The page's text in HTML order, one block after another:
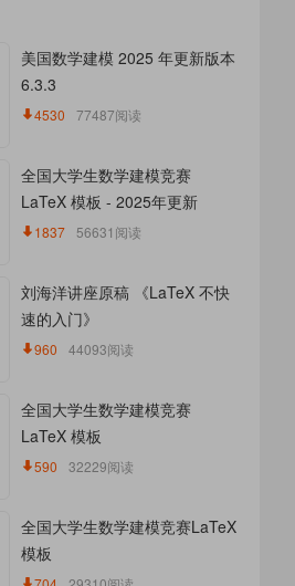
美国数学建模 2025 年更新版本
6.3.3
4530 77487阅读
全国大学生数学建模竞赛
LaTeX 模板 - 2025年更新
1837 56631阅读
刘海洋讲座原稿 《LaTeX 不快
速的入门》
960 44093阅读
全国大学生数学建模竞赛
LaTeX 模板
590 32229阅读
全国大学生数学建模竞赛LaTeX
模板